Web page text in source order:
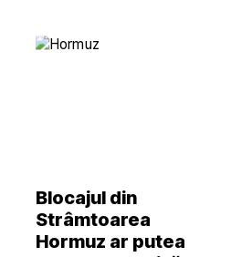
Blocajul din
Strâmtoarea
Hormuz ar putea